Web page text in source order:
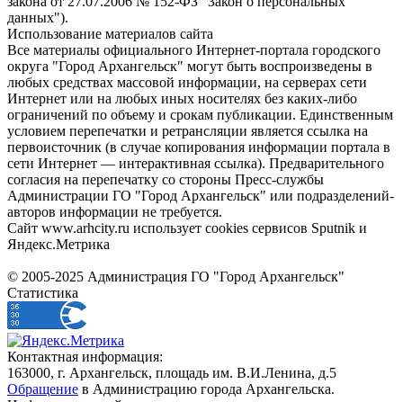
данных").
Использование материалов сайта
Все материалы официального Интернет-портала городского
округа "Город Архангельск" могут быть воспроизведены в
любых средствах массовой информации, на серверах сети
Интернет или на любых иных носителях без каких-либо
ограничений по объему и срокам публикации. Единственным
условием перепечатки и ретрансляции является ссылка на
первоисточник (в случае копирования информации портала в
сети Интернет — интерактивная ссылка). Предварительного
согласия на перепечатку со стороны Пресс-службы
Администрации ГО "Город Архангельск" или подразделений-
авторов информации не требуется.
Сайт www.arhcity.ru использует cookies сервисов Sputnik и
Яндекс.Метрика
© 2005-2025 Администрация ГО "Город Архангельск"
Статистика
Контактная информация:
163000, г. Архангельск, площадь им. В.И.Ленина, д.5
Обращение в Администрацию города Архангельска.